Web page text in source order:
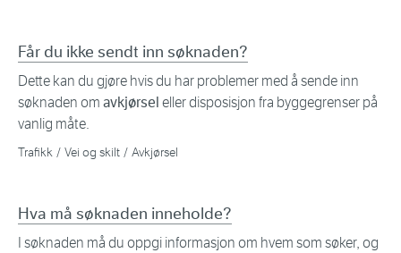
Får du ikke sendt inn søknaden?
Dette kan du gjøre hvis du har problemer med å sende inn
søknaden om avkjørsel eller disposisjon fra byggegrenser på
vanlig måte.
Trafikk Vei og skilt Avkjørsel
Hva må søknaden inneholde?
I søknaden må du oppgi informasjon om hvem som søker, og